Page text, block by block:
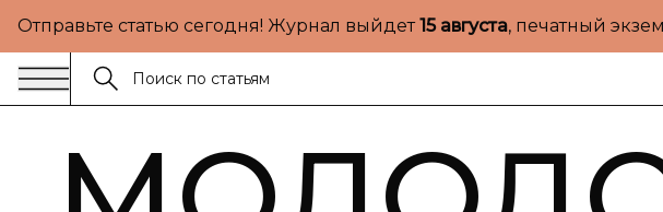
Отправьте статью сегодня! Журнал выйдет15 августа, печатный